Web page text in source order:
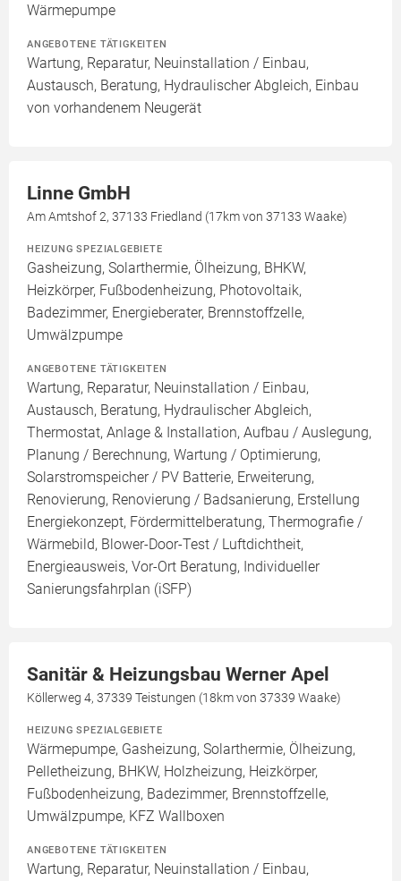
Wärmepumpe
ANGEBOTENE TÄTIGKEITEN
Wartung, Reparatur, Neuinstallation / Einbau,
Austausch, Beratung, Hydraulischer Abgleich, Einbau
von vorhandenem Neugerät
Linne GmbH
Am Amtshof 2, 37133 Friedland (17km von 37133 Waake)
HEIZUNG SPEZIALGEBIETE
Gasheizung, Solarthermie, Ölheizung, BHKW,
Heizkörper, Fußbodenheizung, Photovoltaik,
Badezimmer, Energieberater, Brennstoffzelle,
Umwälzpumpe
ANGEBOTENE TÄTIGKEITEN
Wartung, Reparatur, Neuinstallation / Einbau,
Austausch, Beratung, Hydraulischer Abgleich,
Thermostat, Anlage & Installation, Aufbau / Auslegung,
Planung / Berechnung, Wartung / Optimierung,
Solarstromspeicher / PV Batterie, Erweiterung,
Renovierung, Renovierung / Badsanierung, Erstellung
Energiekonzept, Fördermittelberatung, Thermografie /
Wärmebild, Blower-Door-Test / Luftdichtheit,
Energieausweis, Vor-Ort Beratung, Individueller
Sanierungsfahrplan (iSFP)
Sanitär & Heizungsbau Werner Apel
Köllerweg 4, 37339 Teistungen (18km von 37339 Waake)
HEIZUNG SPEZIALGEBIETE
Wärmepumpe, Gasheizung, Solarthermie, Ölheizung,
Pelletheizung, BHKW, Holzheizung, Heizkörper,
Fußbodenheizung, Badezimmer, Brennstoffzelle,
Umwälzpumpe, KFZ Wallboxen
ANGEBOTENE TÄTIGKEITEN
Wartung, Reparatur, Neuinstallation / Einbau,